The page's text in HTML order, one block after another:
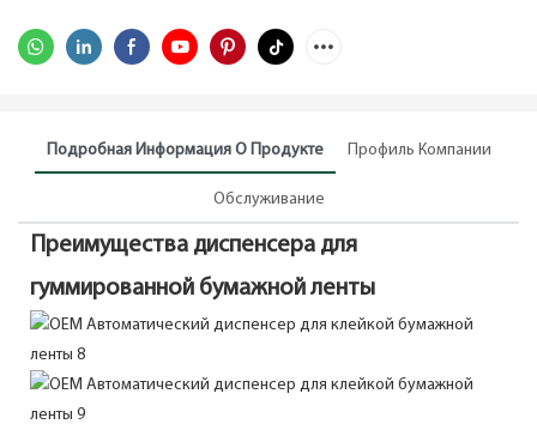
Подробная Информация О Продукте Профиль Компании
Обслуживание
Преимущества диспенсера для
гуммированной бумажной ленты